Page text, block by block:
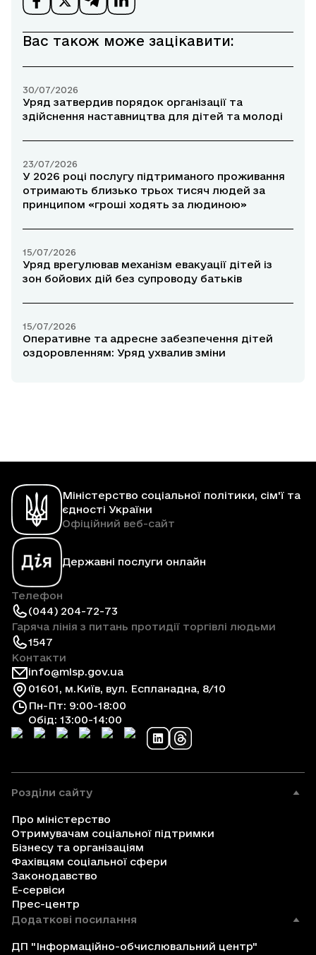
Вас також може зацікавити:
30/07/2026
Уряд затвердив порядок організації та
здійснення наставництва для дітей та молоді
23/07/2026
У 2026 році послугу підтриманого проживання
отримають близько трьох тисяч людей за
принципом «гроші ходять за людиною»
15/07/2026
Уряд врегулював механізм евакуації дітей із
зон бойових дій без супроводу батьків
15/07/2026
Оперативне та адресне забезпечення дітей
оздоровленням: Уряд ухвалив зміни
Міністерство соціальної політики, сім'ї та
єдності України
Офіційний веб-сайт
Державні послуги онлайн
Телефон
(044) 204-72-73
Гаряча лінія з питань протидії торгівлі людьми
1547
Контакти
info@mlsp.gov.ua
01601, м.Київ, вул. Еспланадна, 8/10
Пн-Пт: 9:00-18:00
Обід: 13:00-14:00
Розділи сайту
Про міністерство
Отримувачам соціальної підтримки
Бізнесу та організаціям
Фахівцям соціальної сфери
Законодавство
Е-сервіси
Прес-центр
Додаткові посилання
ДП "Інформаційно-обчислювальний центр"